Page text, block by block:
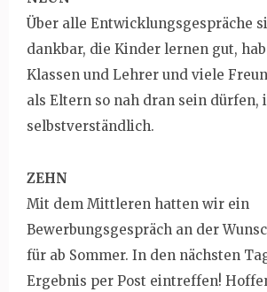
Über alle Entwicklungsgespräche
dankbar, die Kinder lernen gut,
Klassen und Lehrer und viele
als Eltern so nah dran sein dürfen,
selbstverständlich.
ZEHN
Mit dem Mittleren hatten wir ein
Bewerbungsgespräch an der
für ab Sommer. In den nächsten
Ergebnis per Post eintreffen!